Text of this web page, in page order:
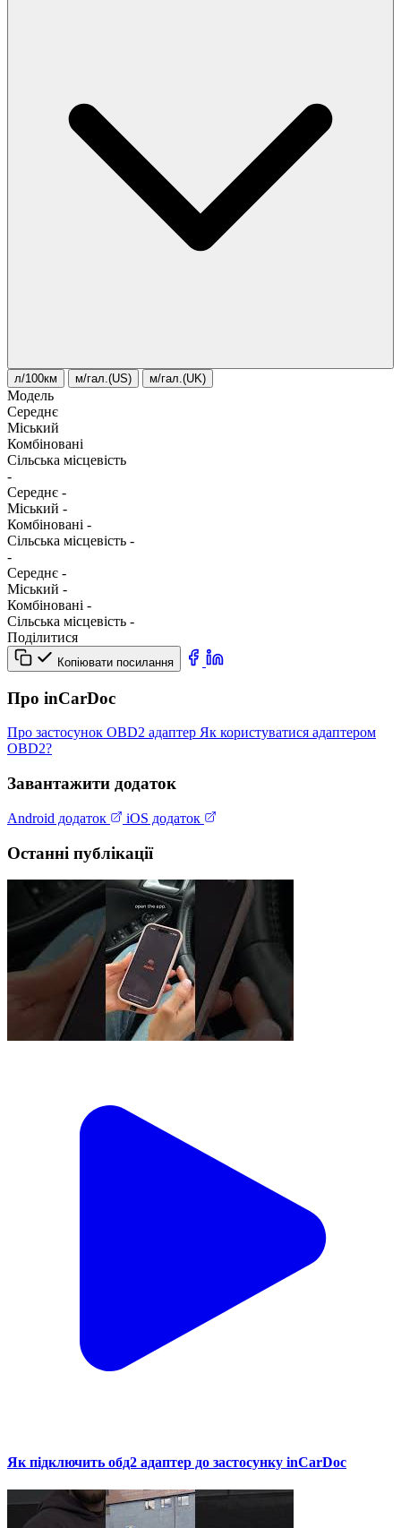
л/100км м/гал.(US) м/гал.(UK)
Модель
Середнє
Міський
Комбіновані
Сільська місцевість
-
Середнє -
Міський -
Комбіновані -
Сільська місцевість -
-
Середнє -
Міський -
Комбіновані -
Сільська місцевість -
Поділитися
Копіювати посилання
Про inCarDoc
Про застосунок OBD2 адаптер Як користуватися адаптером
OBD2?
Завантажити додаток
Android додаток iOS додаток
Останні публікації
Як підключить обд2 адаптер до застосунку inCarDoc